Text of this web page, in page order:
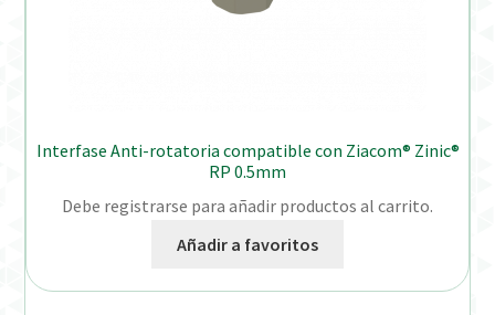
Interfase Anti-rotatoria compatible con Ziacom® Zinic®
RP 0.5mm
Debe registrarse para añadir productos al carrito.
Añadir a favoritos